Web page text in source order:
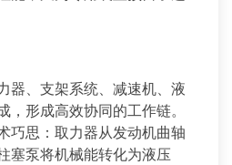
器、支架系统、减速机、液
，形成高效协同的工作链。
巧思：取力器从发动机曲轴
塞泵将机械能转化为液压